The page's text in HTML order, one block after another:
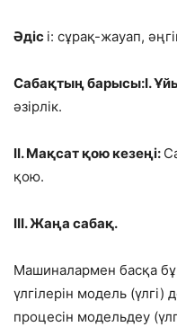
Әдіс і: сұрақ-жауап,
Сабақтың барысы:І.
әзірлік.
ІІ. Мақсат қою кезеңі:
қою.
ІІІ. Жаңа сабақ.
Машиналармен басқа
үлгілерін модель
процесін модельдеу